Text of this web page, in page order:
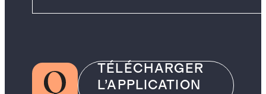
TÉLÉCHARGER
L’APPLICATION